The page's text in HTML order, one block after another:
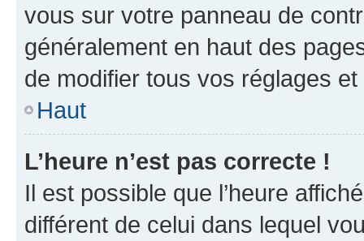
vous sur votre panneau de
généralement en haut des
de modifier tous vos réglages
Haut
L’heure n’est pas correcte !
Il est possible que l’heure
différent de celui dans lequel